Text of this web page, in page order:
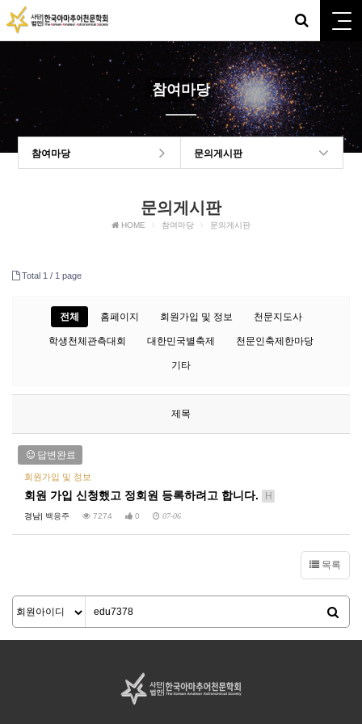
참여마당
참여마당 문의게시판
문의게시판
HOME 참여마당 문의게시판
Total 1 / 1 page
전체 홈페이지 회원가입 및 정보 천문지도사
학생천체관측대회 대한민국별축제 천문인축제한마당
기타
제목
답변완료
회원가입 및 정보
회원 가입 신청했고 정회원 등록하려고 합니다. H
경남| 백응주 7274 0 07-06
목록